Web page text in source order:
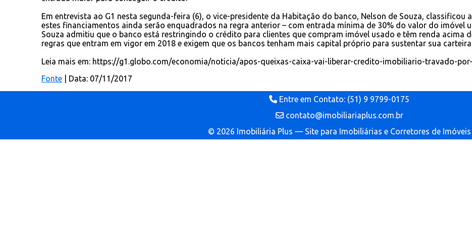
Em entrevista ao G1 nesta segunda-feira (6), o vice-presidente da Habitação do banco, Nelson de Souza,
estes financiamentos ainda serão enquadrados na regra anterior – com entrada mínima de 30% do valor do imóvel
Souza admitiu que o banco está restringindo o crédito para clientes que compram imóvel usado e têm renda acima
regras que entram em vigor em 2018 e exigem que os bancos tenham mais capital próprio para sustentar sua
Leia mais em: https://g1.globo.com/economia/noticia/apos-queixas-caixa-vai-liberar-credito-imobiliario-travado-
Fonte | Data: 07/11/2017
Entre em Contato: (51) 9 9799-0175
contato@imobiliariaplus.com.br
© 2026 Imobiliária Plus — Site para Imobiliárias e Corretores de Imóveis